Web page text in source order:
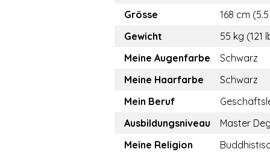
Grösse
168 cm
Gewicht
55 kg (121
Meine Augenfarbe
Schwarz
Meine Haarfarbe
Schwarz
Mein Beruf
Ausbildungsniveau
Master
Meine Religion